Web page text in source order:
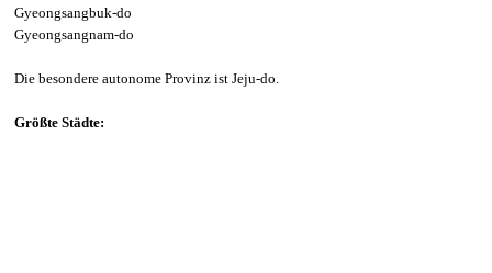
Gyeongsangbuk-do
Gyeongsangnam-do
Die besondere autonome Provinz ist Jeju-do.
Größte Städte: